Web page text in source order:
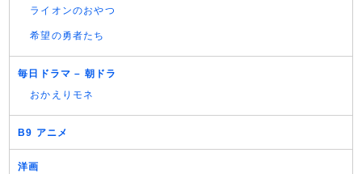
ライオンのおやつ
希望の勇者たち
毎日ドラマ – 朝ドラ
おかえりモネ
B9 アニメ
洋画